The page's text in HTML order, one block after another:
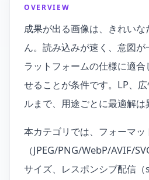
OVERVIEW
成果が出る画像は、きれい
ん。読み込みが速く、意図
ラットフォームの仕様に適
せることが条件です。LP、
ルまで、用途ごとに最適解は
本カテゴリでは、フォーマッ
（JPEG/PNG/WebP/AVIF/
サイズ、レスポンシブ配信（